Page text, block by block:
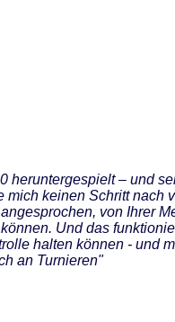
heruntergespielt – und
keinen Schritt nach
von Ihrer
Und das
halten können - und
an Turnieren"